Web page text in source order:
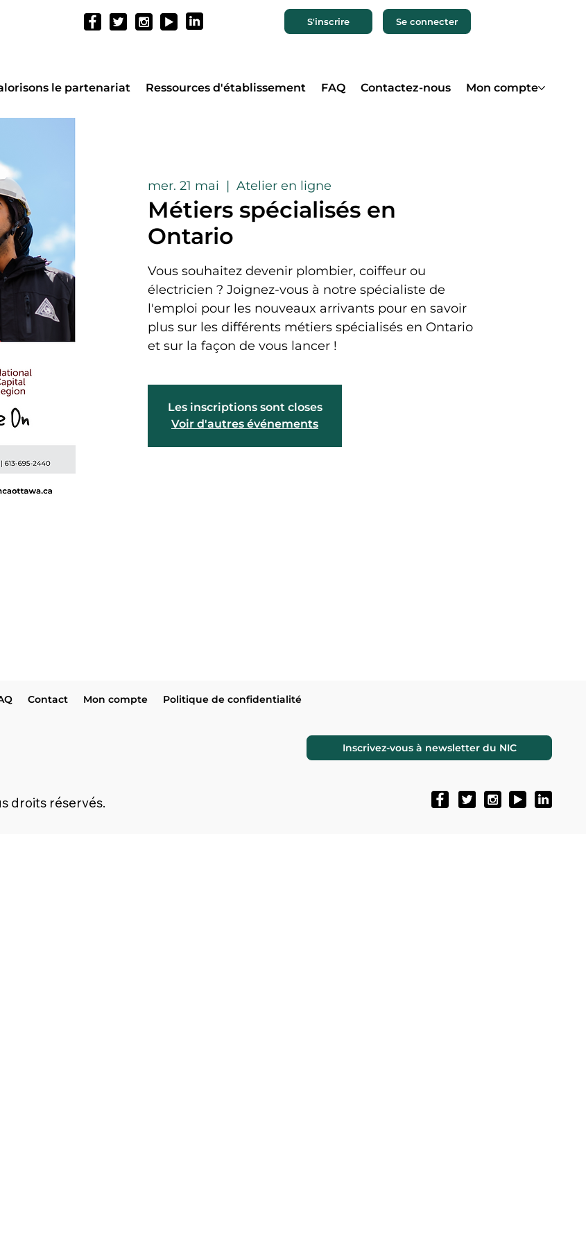
S'inscrire Se connecter
le partenariat Ressources d'établissement FAQ Contactez-nous Mon compte
mer. 21 mai
  |
Atelier en ligne
Métiers spécialisés en
Ontario
Vous souhaitez devenir plombier, coiffeur ou
électricien ? Joignez-vous à notre spécialiste de
l'emploi pour les nouveaux arrivants pour en savoir
plus sur les différents métiers spécialisés en Ontario
et sur la façon de vous lancer !
Les inscriptions sont closes
Voir d'autres événements
Contact Mon compte Politique de confidentialité
droits réservés.
Inscrivez-vous à newsletter du NIC